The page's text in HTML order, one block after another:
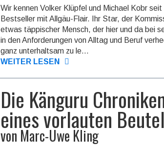
Wir kennen Volker Klüpfel und Michael Kobr
Best­seller mit Allgäu-Flair. Ihr Star, der
etwas täppi­scher Mensch, der hier und da bei
in den Anforde­rungen von Alltag und Beruf
ganz unterhalt­sam zu le...
WEITER LESEN
Die Känguru
eines vorlauten
von Marc-Uwe Kling